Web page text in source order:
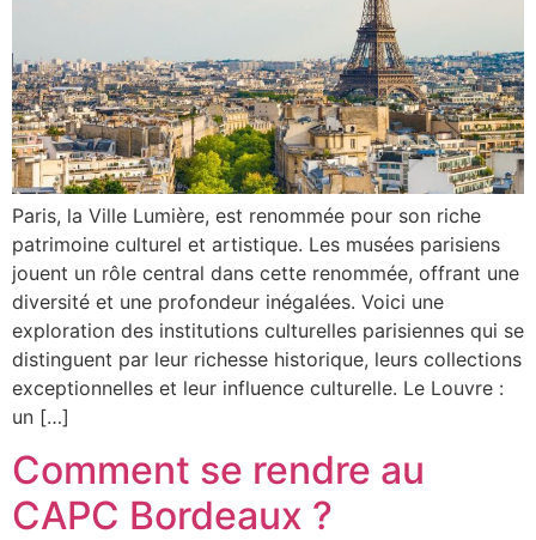
Paris, la Ville Lumière, est renommée pour son riche
patrimoine culturel et artistique. Les musées parisiens
jouent un rôle central dans cette renommée, offrant une
diversité et une profondeur inégalées. Voici une
exploration des institutions culturelles parisiennes qui se
distinguent par leur richesse historique, leurs collections
exceptionnelles et leur influence culturelle. Le Louvre :
un […]
Comment se rendre au
CAPC Bordeaux ?